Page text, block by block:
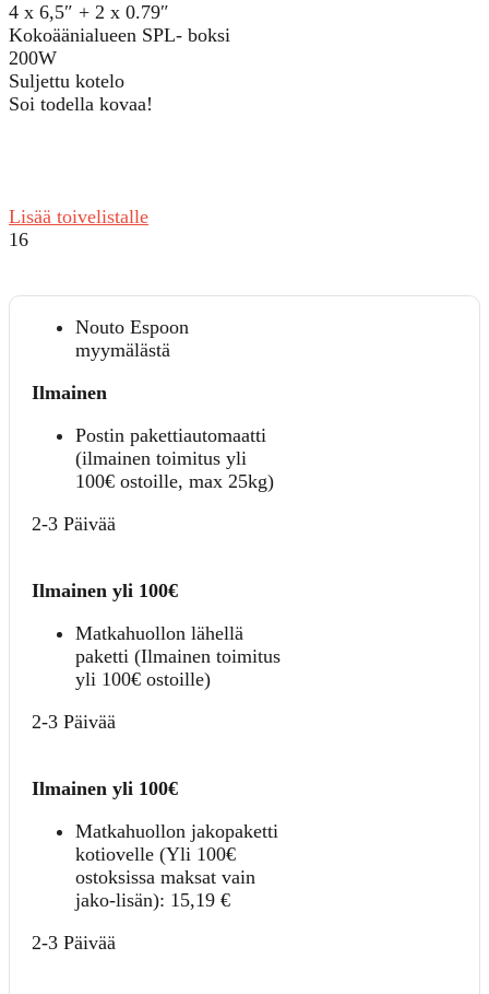
4 x 6,5″ + 2 x 0.79″
Kokoäänialueen SPL- boksi
200W
Suljettu kotelo
Soi todella kovaa!
Lisää toivelistalle
16
Nouto Espoon
myymälästä
Ilmainen
Postin pakettiautomaatti
(ilmainen toimitus yli
100€ ostoille, max 25kg)
2-3 Päivää
Ilmainen yli 100€
Matkahuollon lähellä
paketti (Ilmainen toimitus
yli 100€ ostoille)
2-3 Päivää
Ilmainen yli 100€
Matkahuollon jakopaketti
kotiovelle (Yli 100€
ostoksissa maksat vain
jako-lisän): 15,19 €
2-3 Päivää